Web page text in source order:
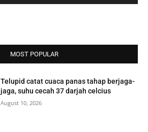
MOST POPULAR
Telupid catat cuaca panas tahap berjaga-
jaga, suhu cecah 37 darjah celcius
August 10, 2026